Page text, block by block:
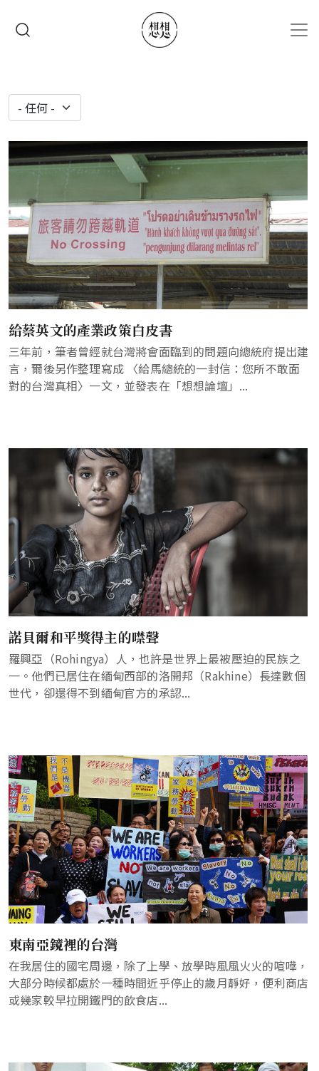
給蔡英文的產業政策白皮書
三年前，筆者曾經就台灣將會面臨到的問題向總統府提出建
言，爾後另作整理寫成 〈給馬總統的一封信：您所不敢面
對的台灣真相〉一文，並發表在「想想論壇」...
諾貝爾和平獎得主的噤聲
羅興亞（Rohingya）人，也許是世界上最被壓迫的民族之
一。他們已居住在緬甸西部的洛開邦（Rakhine）長達數個
世代，卻還得不到緬甸官方的承認...
東南亞鏡裡的台灣
在我居住的國宅周邊，除了上學、放學時風風火火的喧嘩，
大部分時候都處於一種時間近乎停止的歲月靜好，便利商店
或幾家較早拉開鐵門的飲食店...